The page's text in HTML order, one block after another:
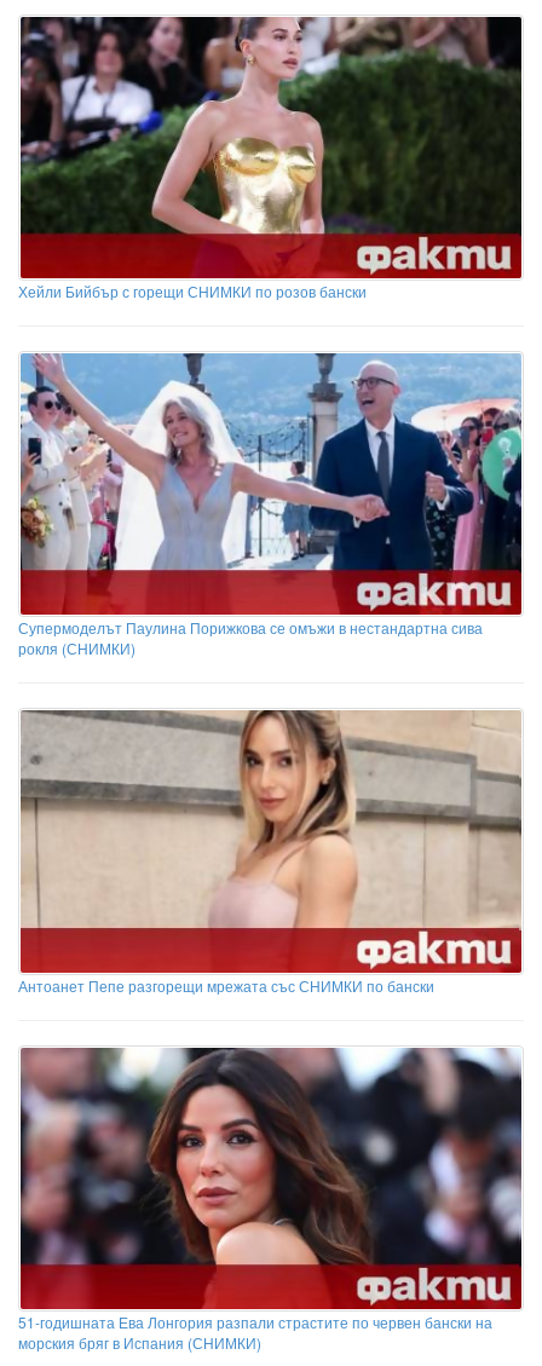
Хейли Бийбър с горещи СНИМКИ по розов бански
Супермоделът Паулина Порижкова се омъжи в нестандартна сива
рокля (СНИМКИ)
Антоанет Пепе разгорещи мрежата със СНИМКИ по бански
51-годишната Ева Лонгория разпали страстите по червен бански на
морския бряг в Испания (СНИМКИ)